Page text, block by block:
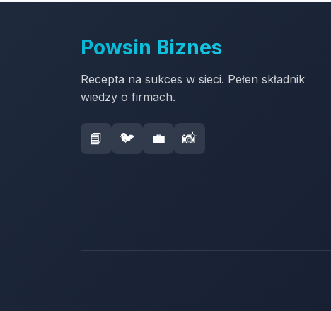
Powsin Biznes
Recepta na sukces w sieci. Pełen składnik
wiedzy o firmach.
📘 🐦 💼 📸